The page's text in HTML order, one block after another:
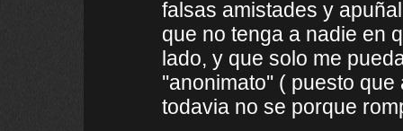
falsas amistades y
que no tenga a nadie en
lado, y que solo me
''anonimato'' ( puesto
todavia no se porque